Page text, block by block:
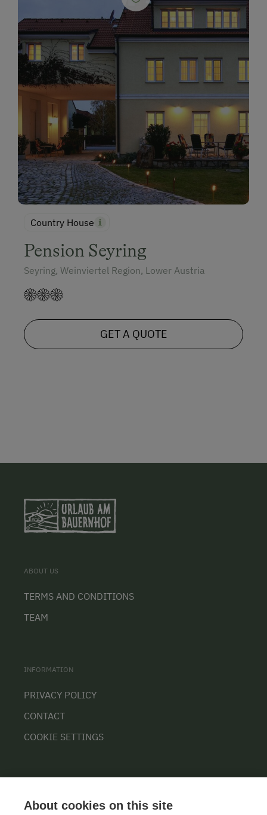
Country House
Pension Seyring
Seyring, Weinviertel Region, Lower Austria
GET A QUOTE
ABOUT US
TERMS AND CONDITIONS
TEAM
INFORMATION
PRIVACY POLICY
CONTACT
COOKIE SETTINGS
About cookies on this site